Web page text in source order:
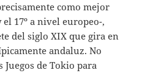
como mejor
17º a nivel europeo-,
del siglo XIX que gira en
andaluz. No
de Tokio para